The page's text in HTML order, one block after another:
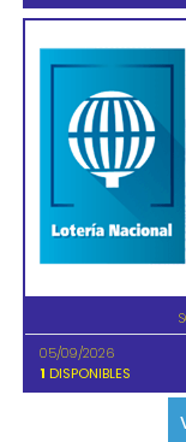
05/09/2026
1 DISPONIBLES